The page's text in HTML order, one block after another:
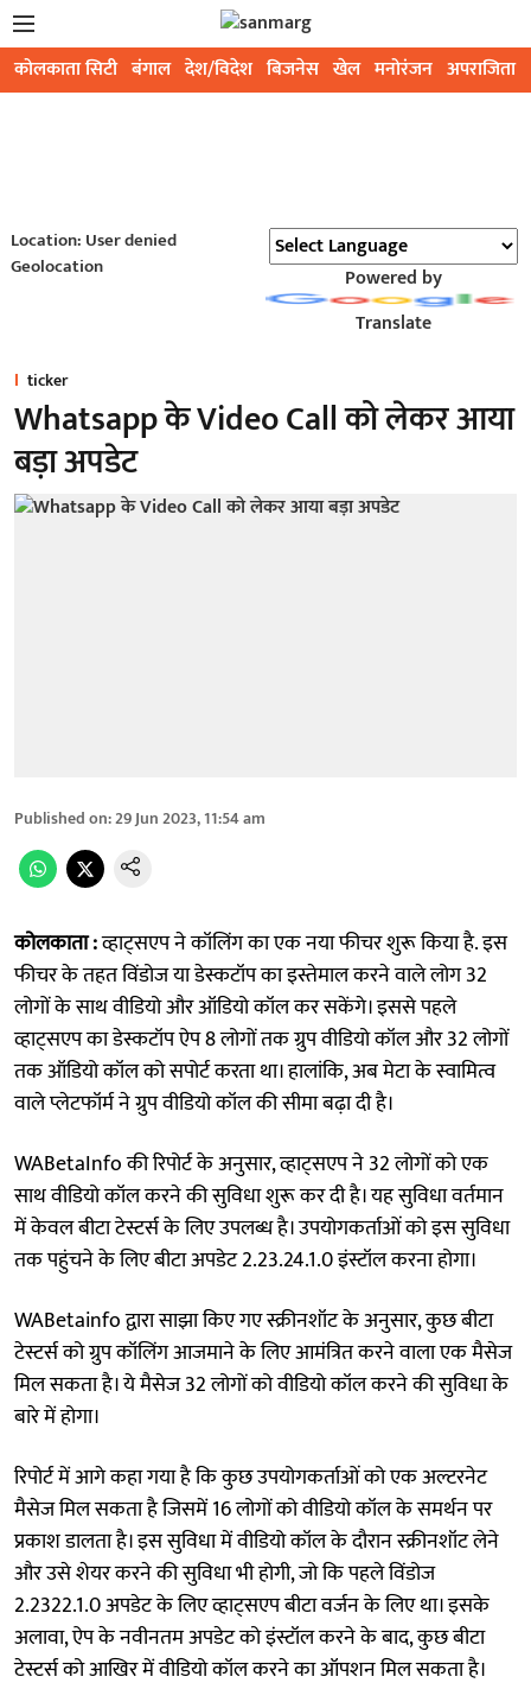
कोलकाता सिटी बंगाल देश/विदेश बिजनेस खेल मनोरंजन अपराजिता
Location: User denied
Geolocation
Powered by
Translate
ticker
Whatsapp के Video Call को लेकर आया
बड़ा अपडेट
Published on:29 Jun 2023, 11:54 am
कोलकाता :व्हाट्सएप ने कॉलिंग का एक नया फीचर शुरू किया है. इस
फीचर के तहत विंडोज या डेस्कटॉप का इस्तेमाल करने वाले लोग 32
लोगों के साथ वीडियो और ऑडियो कॉल कर सकेंगे। इससे पहले
व्हाट्सएप का डेस्कटॉप ऐप 8 लोगों तक ग्रुप वीडियो कॉल और 32 लोगों
तक ऑडियो कॉल को सपोर्ट करता था। हालांकि, अब मेटा के स्वामित्व
वाले प्लेटफॉर्म ने ग्रुप वीडियो कॉल की सीमा बढ़ा दी है।
WABetaInfo की रिपोर्ट के अनुसार, व्हाट्सएप ने 32 लोगों को एक
साथ वीडियो कॉल करने की सुविधा शुरू कर दी है। यह सुविधा वर्तमान
में केवल बीटा टेस्टर्स के लिए उपलब्ध है। उपयोगकर्ताओं को इस सुविधा
तक पहुंचने के लिए बीटा अपडेट 2.23.24.1.0 इंस्टॉल करना होगा।
WABetainfo द्वारा साझा किए गए स्क्रीनशॉट के अनुसार, कुछ बीटा
टेस्टर्स को ग्रुप कॉलिंग आजमाने के लिए आमंत्रित करने वाला एक मैसेज
मिल सकता है। ये मैसेज 32 लोगों को वीडियो कॉल करने की सुविधा के
बारे में होगा।
रिपोर्ट में आगे कहा गया है कि कुछ उपयोगकर्ताओं को एक अल्टरनेट
मैसेज मिल सकता है जिसमें 16 लोगों को वीडियो कॉल के समर्थन पर
प्रकाश डालता है। इस सुविधा में वीडियो कॉल के दौरान स्क्रीनशॉट लेने
और उसे शेयर करने की सुविधा भी होगी, जो कि पहले विंडोज
2.2322.1.0 अपडेट के लिए व्हाट्सएप बीटा वर्जन के लिए था। इसके
अलावा, ऐप के नवीनतम अपडेट को इंस्टॉल करने के बाद, कुछ बीटा
टेस्टर्स को आखिर में वीडियो कॉल करने का ऑपशन मिल सकता है।